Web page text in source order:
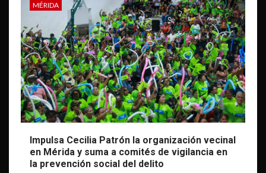
MÉRIDA
Impulsa Cecilia Patrón la organización vecinal
en Mérida y suma a comités de vigilancia en
la prevención social del delito